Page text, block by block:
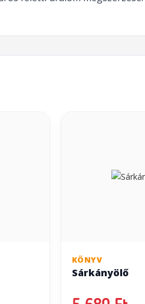
KÖNYV
Sárkányölő